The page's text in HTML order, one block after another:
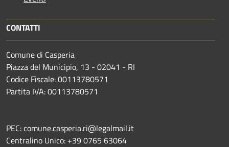
CONTATTI
Comune di Casperia
Piazza del Municipio, 13 - 02041 - RI
Codice Fiscale: 00113780571
Partita IVA: 00113780571
PEC: comune.casperia.ri@legalmail.it
Centralino Unico: +39 0765 63064